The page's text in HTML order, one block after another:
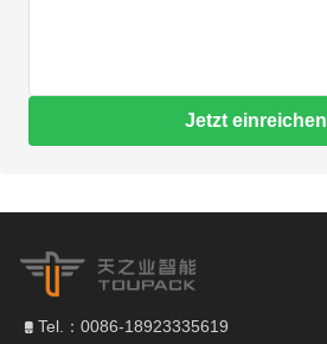
Jetzt einreichen
Tel.：0086-18923335619